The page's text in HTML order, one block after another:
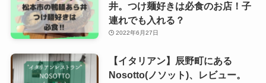
井。つけ麺好きは必食のお店！子
連れでも入れる？
2022年6月27日
【イタリアン】辰野町にある
Nosotto(ノソット)、レビュー。